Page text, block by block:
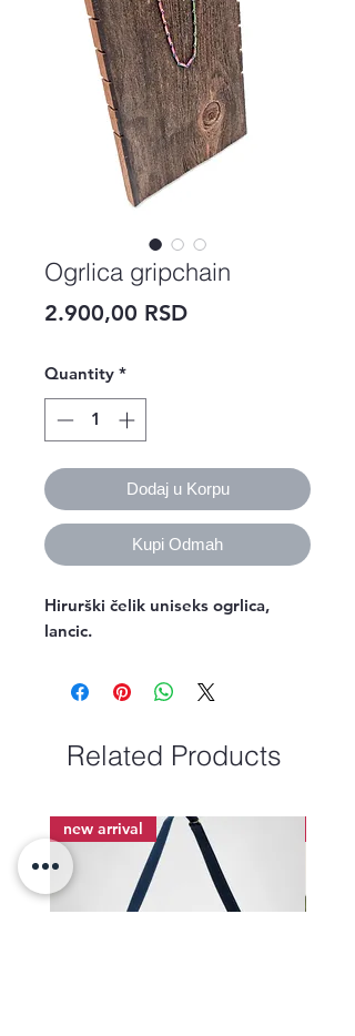
Ogrlica gripchain
2.900,00 RSDPrice
Quantity *
Dodaj u Korpu
Kupi Odmah
Hirurški čelik uniseks ogrlica,
lancic.
Related Products
new arrival